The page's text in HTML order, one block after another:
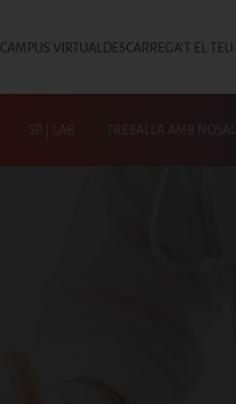
Top
CAMPUS VIRTUAL DESCARREGA'T EL
SP | LAB TREBALLA AMB